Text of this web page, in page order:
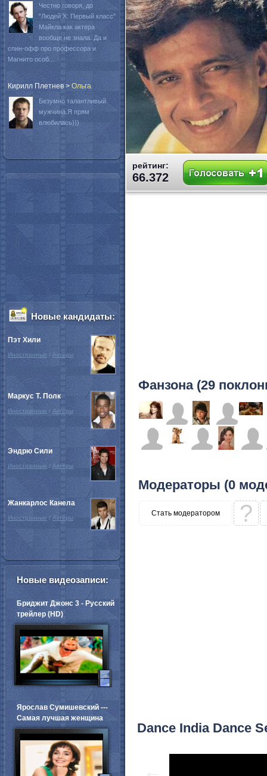
рейтинг:
66.372
Фанзона (29
Модераторы (0
Стать модератором ?
Dance India Dance
Честно говоря, до
"Людей Х: Первый класс"
Майкла как актера
вообще не знала. Да и
спин-офф про профессора и
Магнито особ...
Кирилл Плетнев > Oльга
Безумно талантливый
мужчина.Я прям
влюбилась)))
Новые кандидаты:
Пэт Хили
Иностранные / Актёры
Маркус Т. Полк
Иностранные / Актёры
Эндрю Сили
Иностранные / Актёры
Жанкарлос Канела
Иностранные / Актёры
Новые видеозаписи:
Бриджит Джонс 3 - Русский
трейлер (HD)
Ярослав Сумишевский ---
Самая лучшая женщина